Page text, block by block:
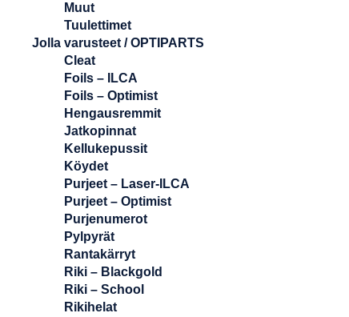
Muut
Tuulettimet
Jolla varusteet / OPTIPARTS
Cleat
Foils – ILCA
Foils – Optimist
Hengausremmit
Jatkopinnat
Kellukepussit
Köydet
Purjeet – Laser-ILCA
Purjeet – Optimist
Purjenumerot
Pylpyrät
Rantakärryt
Riki – Blackgold
Riki – School
Rikihelat